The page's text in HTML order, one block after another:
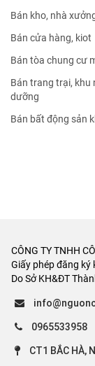
Bán kho, nhà
Bán cửa hàng, kiot
Bán tòa chung cư
Bán trang trại, khu
dưỡng
Bán bất động sản
CÔNG TY TNHH
Giấy phép đăng
Do Sở KH&ĐT
0965533958
CT1 BẮC HÀ,